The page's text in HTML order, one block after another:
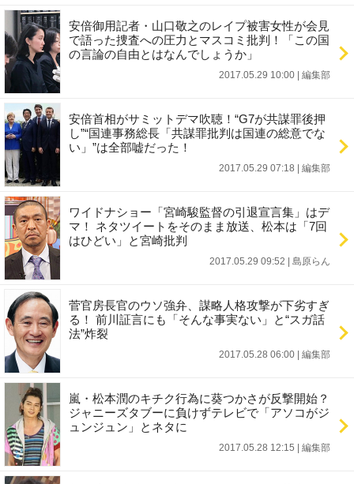
安倍御用記者・山口敬之のレイプ被害女性が会見
で語った捜査への圧力とマスコミ批判！「この国
の言論の自由とはなんでしょうか」
2017.05.29 10:00 編集部
安倍首相がサミットデマ吹聴！“G7が共謀罪後押
し”“国連事務総長「共謀罪批判は国連の総意でな
い」”は全部嘘だった！
2017.05.29 07:18 編集部
ワイドナショー「宮崎駿監督の引退宣言集」はデ
マ！ ネタツイートをそのまま放送、松本は「7回
はひどい」と宮崎批判
2017.05.29 09:52 島原らん
菅官房長官のウソ強弁、謀略人格攻撃が下劣すぎ
る！ 前川証言にも「そんな事実ない」と“スガ話
法”炸裂
2017.05.28 06:00 編集部
嵐・松本潤のキチク行為に葵つかさが反撃開始？
ジャニーズタブーに負けずテレビで「アソコがジ
ュンジュン」とネタに
2017.05.28 12:15 編集部